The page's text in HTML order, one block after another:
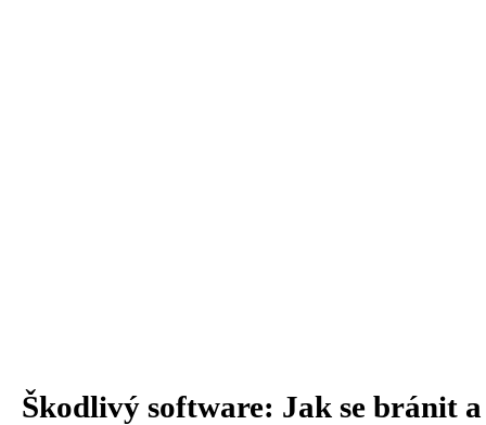
Škodlivý software: Jak se bránit a